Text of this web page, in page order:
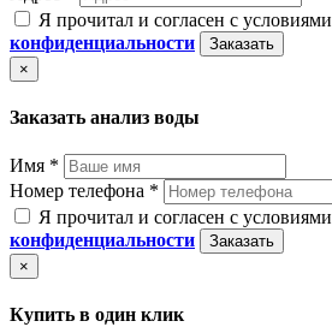
Я прочитал и согласен с условиями
конфиденциальности
Заказать
×
Заказать анализ воды
Имя *
Номер телефона *
Я прочитал и согласен с условиями
конфиденциальности
Заказать
×
Купить в один клик